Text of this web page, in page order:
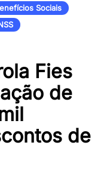
Sociais
Fies
de
de